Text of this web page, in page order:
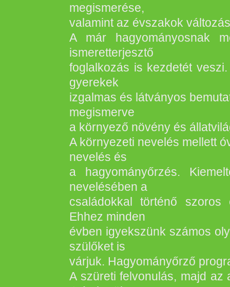
megismerése,
valamint az évszakok
A már hagyományosnak
ismeretterjesztő
foglalkozás is kezdetét
gyerekek
izgalmas és látványos
megismerve
a környező növény és
A környezeti nevelés mellett
nevelés és
a hagyományőrzés.
nevelésében a
családokkal történő szoros
Ehhez minden
évben igyekszünk számos
szülőket is
várjuk. Hagyományőrző
A szüreti felvonulás, majd